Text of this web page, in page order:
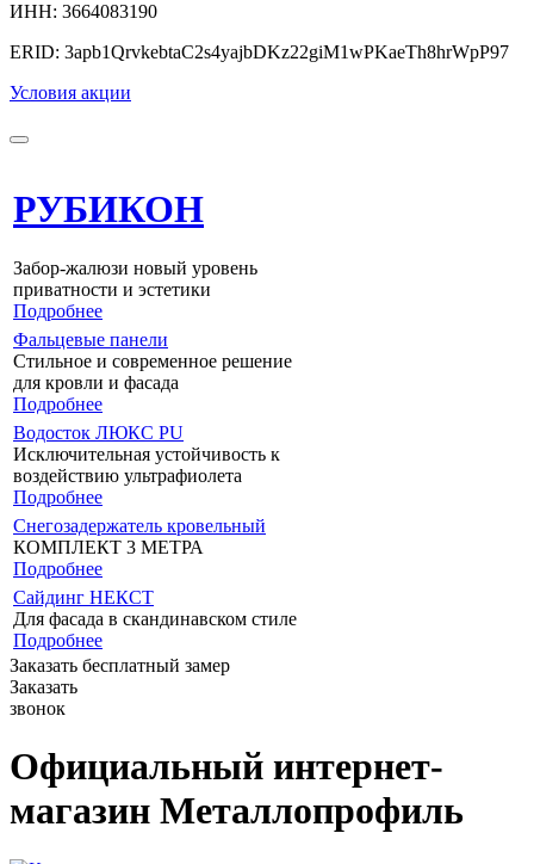
ИНН: 3664083190
ERID: 3apb1QrvkebtaC2s4yajbDKz22giM1wPKaeTh8hrWpP97
Условия акции
РУБИКОН
Забор-жалюзи новый уровень
приватности и эстетики
Подробнее
Фальцевые панели
Стильное и современное решение
для кровли и фасада
Подробнее
Водосток ЛЮКС PU
Исключительная устойчивость к
воздействию ультрафиолета
Подробнее
Снегозадержатель кровельный
КОМПЛЕКТ 3 МЕТРА
Подробнее
Сайдинг НЕКСТ
Для фасада в скандинавском стиле
Подробнее
Заказать бесплатный замер
Заказать
звонок
Официальный интернет-
магазин Металлопрофиль